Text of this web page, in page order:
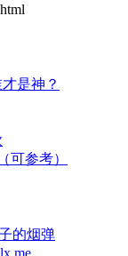
是神？
可参考）
的烟弹
me